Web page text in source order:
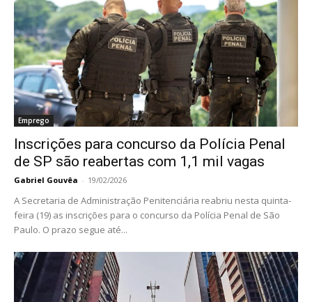
Emprego
Inscrições para concurso da Polícia Penal
de SP são reabertas com 1,1 mil vagas
Gabriel Gouvêa - 19/02/2026
A Secretaria de Administração Penitenciária reabriu nesta quinta-
feira (19) as inscrições para o concurso da Polícia Penal de São
Paulo. O prazo segue até...